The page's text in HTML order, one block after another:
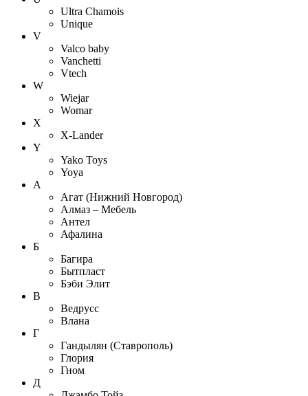
Ultra Chamois
Unique
V
Valco baby
Vanchetti
Vtech
W
Wiejar
Womar
X
X-Lander
Y
Yako Toys
Yoya
А
Агат (Нижний Новгород)
Алмаз – Мебель
Антел
Афалина
Б
Багира
Бытпласт
Бэби Элит
В
Ведрусс
Влана
Г
Гандылян (Ставрополь)
Глория
Гном
Д